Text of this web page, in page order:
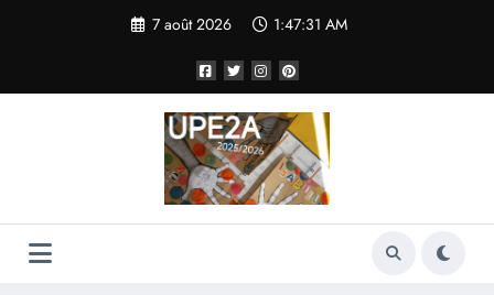
7 août 2026 1:47:31 AM